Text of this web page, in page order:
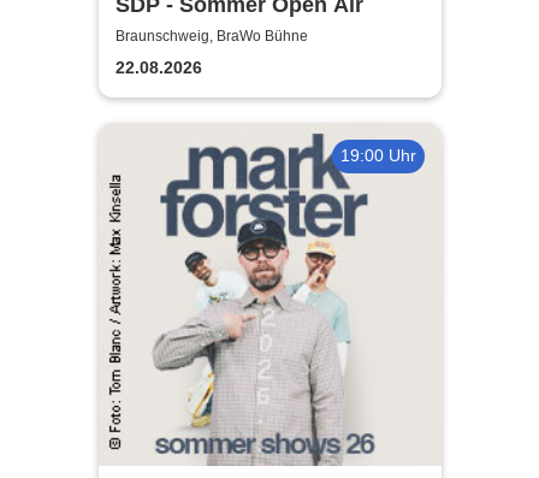
SDP - Sommer Open Air
Braunschweig, BraWo Bühne
22.08.2026
19:00 Uhr